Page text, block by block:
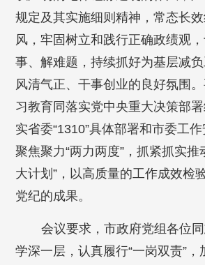
规定及其实施细则精神，常态长效
风，牢固树立和践行正确政绩观
事、解难题，持续抓好为基层减
风清气正、干事创业的良好氛围
习教育同落实党中央重大决策部
实省委“1310”具体部署和市委工作
聚焦聚力“两力两度”，抓紧抓实推
大计划”，以高质量的工作成效检
党纪的成果。
会议要求，市政府党组各位同
学深一层，认真履行“一岗双责”，